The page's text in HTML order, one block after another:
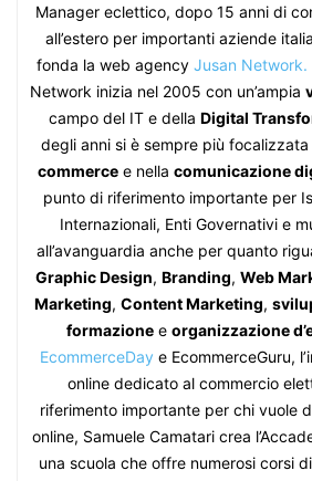
Manager eclettico, dopo 15 anni di
all’estero per importanti aziende
fonda la web agency Jusan Network.
Network inizia nel 2005 con un’ampia
campo del IT e della Digital
degli anni si è sempre più focalizzata
commercee nella comunicazione
punto di riferimento importante per
Internazionali, Enti Governativi e
all’avanguardia anche per quanto
Graphic Design, Branding, Web
Marketing, Content Marketing,
formazione e organizzazione
EcommerceDay e EcommerceGuru,
online dedicato al commercio
riferimento importante per chi vuole
online, Samuele Camatari crea
una scuola che offre numerosi corsi